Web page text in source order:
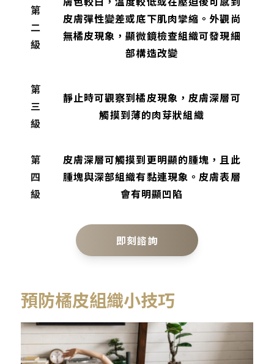
第
二
級
皮膚彈性變差或底下肌肉攣縮。外觀尚
無橘皮現象，顯微鏡檢查組織可發現細
部構造改變
第
三
級
靜止時可觀察到橘皮現象，皮膚深層可
觸摸到薄的肉芽狀組織
第
四
級
皮膚深層可觸摸到更明顯的腫塊，且此
腫塊與深部組織有黏連現象。皮膚表層
會有明顯凹陷
即刻諮詢
預防橘皮組織小技巧